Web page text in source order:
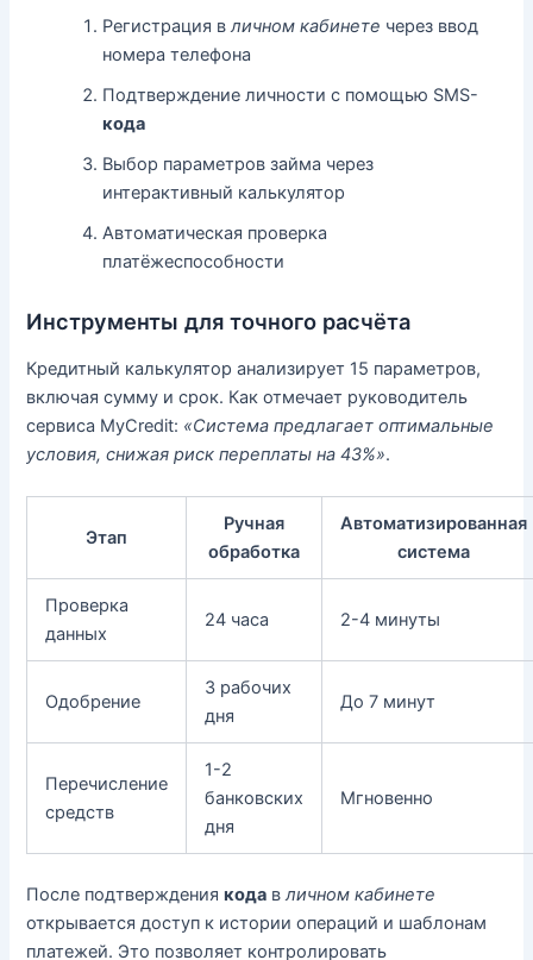
Регистрация вличном кабинете через ввод
номера телефона
Подтверждение личности с помощью SMS-
кода
Выбор параметров займа через
интерактивный калькулятор
Автоматическая проверка
платёжеспособности
Инструменты для точного расчёта
Кредитный калькулятор анализирует 15 параметров,
включая сумму и срок. Как отмечает руководитель
сервиса MyCredit: «Система предлагает оптимальные
условия, снижая риск переплаты на 43%».
Этап
Ручная
обработка
Автоматизированная
система
Проверка
данных
24 часа 2-4 минуты
Одобрение
3 рабочих
дня
До 7 минут
Перечисление
средств
1-2
банковских
дня
Мгновенно
После подтверждениякода вличном кабинете
открывается доступ к истории операций и шаблонам
платежей. Это позволяет контролировать